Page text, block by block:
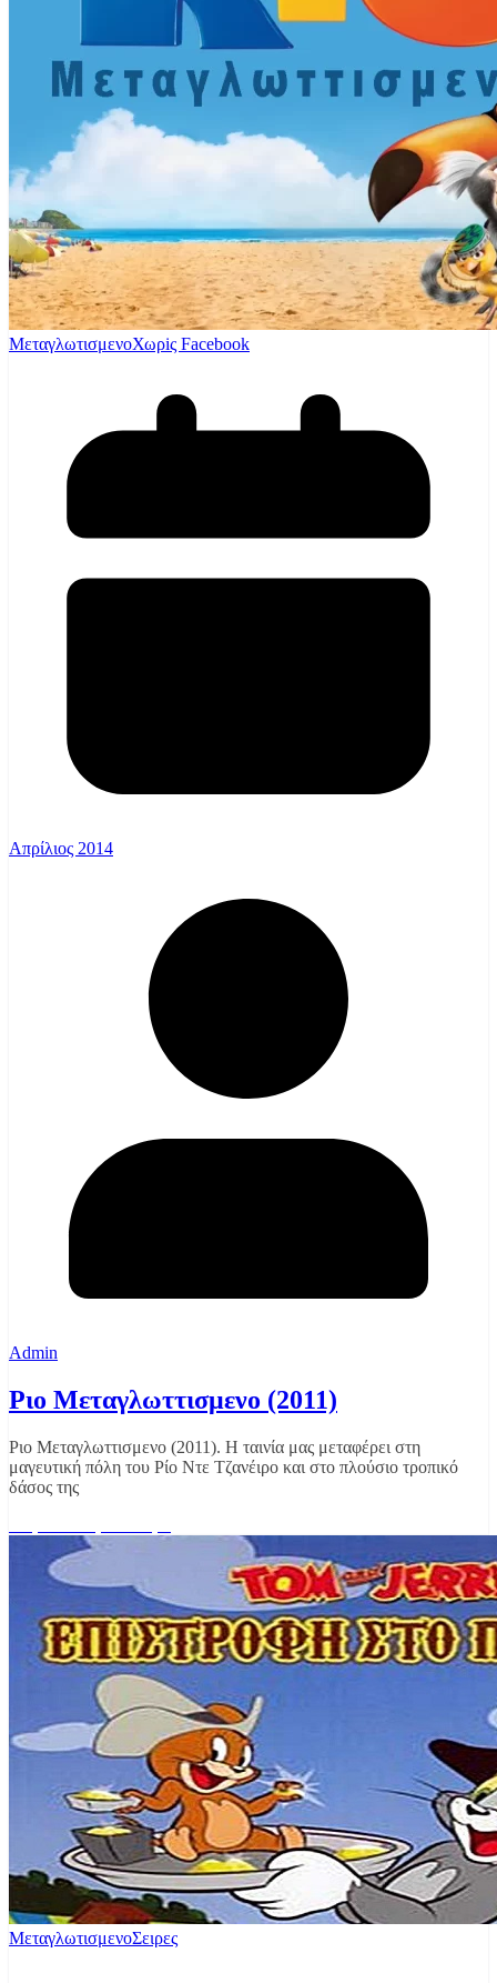
ΜεταγλωτισμενοΧωρiς Facebook
Απρίλιος 2014
Admin
Ριο Μεταγλωττισμενο (2011)
Ριο Μεταγλωττισμενο (2011). Η ταινία μας μεταφέρει στη
μαγευτική πόλη του Ρίο Ντε Τζανέιρο και στο πλούσιο τροπικό
δάσος της
ΜεταγλωτισμενοΣειρες